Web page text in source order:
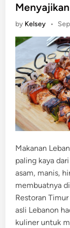
t
d
i
by Kelsey •
Makanan
paling kaya
asam, manis,
membuatnya
Restoran
asli Lebanon
kuliner untuk